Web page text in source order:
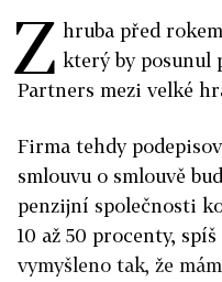
Z hruba před
který by posunul
Partners mezi velké
Firma tehdy
smlouvu o smlouvě
penzijní společnosti
10 až 50 procenty,
vymyšleno tak, že